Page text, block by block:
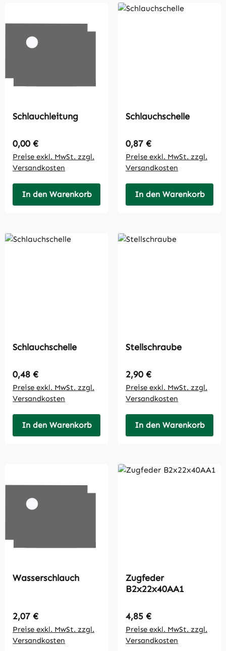
Schlauchleitung
Regulärer Preis:
0,00 €
Preise exkl. MwSt. zzgl.
Versandkosten
In den Warenkorb
Schlauchschelle
Regulärer Preis:
0,87 €
Preise exkl. MwSt. zzgl.
Versandkosten
In den Warenkorb
Schlauchschelle
Regulärer Preis:
0,48 €
Preise exkl. MwSt. zzgl.
Versandkosten
In den Warenkorb
Stellschraube
Regulärer Preis:
2,90 €
Preise exkl. MwSt. zzgl.
Versandkosten
In den Warenkorb
Wasserschlauch
Regulärer Preis:
2,07 €
Preise exkl. MwSt. zzgl.
Versandkosten
Zugfeder
B2x22x40AA1
Regulärer Preis:
4,85 €
Preise exkl. MwSt. zzgl.
Versandkosten